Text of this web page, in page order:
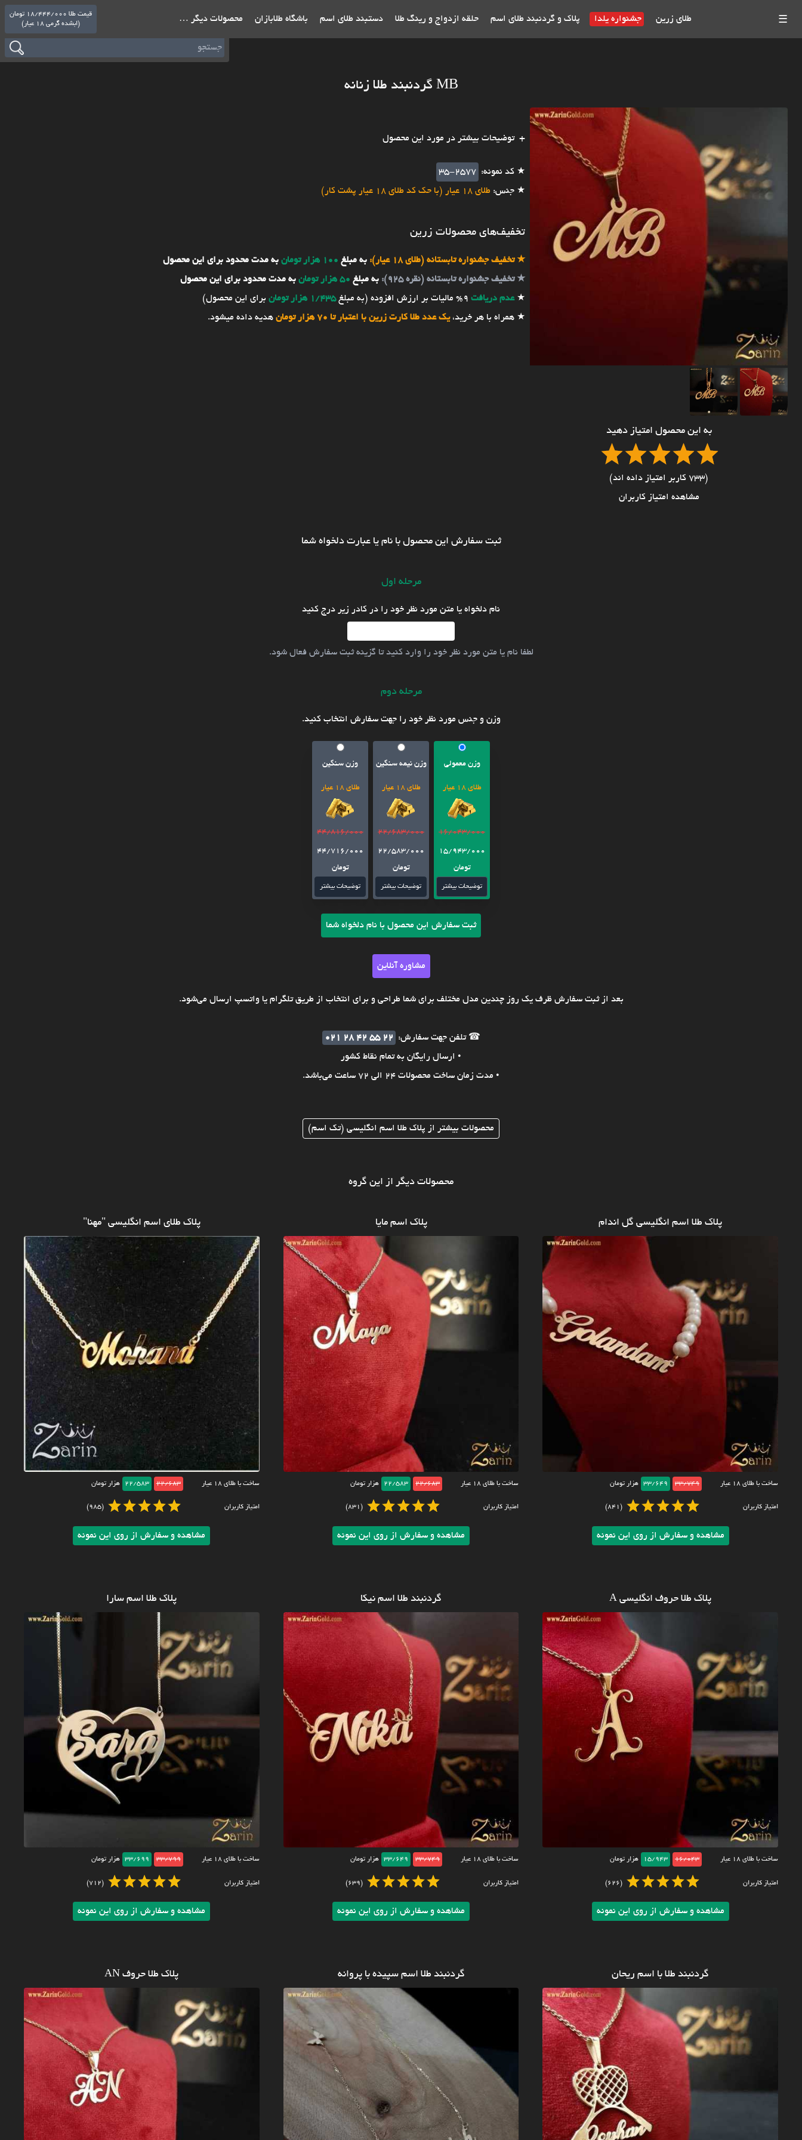
☰ طلای زرین جشنواره یلدا پلاک و گردنبند طلای اسم حلقه ازدواج و رینگ طلا دستبند طلای اسم باشگاه طلابازان محصولات دیگر …
قیمت طلا 18/444/000 تومان
(ابشده گرمی 18 عیار)
MB گردنبند طلا زنانه
به این محصول امتیاز دهید
(733 کاربر امتیاز داده اند)
مشاهده امتیاز کاربران
توضیحات بیشتر در مورد این محصول
★ کد نمونه: 35-2577
★ جنس: طلای 18 عیار (با حک کد طلای 18 عیار پشت کار)
تخفیف‌های محصولات زرین
★تخفیف جشنواره تابستانه (طلای 18 عیار): به مبلغ 100 هزار تومان
به مدت محدود برای این محصول
★تخفیف جشنواره تابستانه (نقره 925): به مبلغ 50 هزار تومان
به مدت محدود برای این محصول
★عدم دریافت 9% مالیات بر ارزش افزوده (به مبلغ 1/435 هزار تومان
برای این محصول)
★ همراه با هر خرید،یک عدد طلا کارت زرین با اعتبار تا 70 هزار تومان هدیه داده میشود.
ثبت سفارش این محصول با نام یا عبارت دلخواه شما
مرحله اول
نام دلخواه یا متن مورد نظر خود را در کادر زیر درج کنید
لطفا نام یا متن مورد نظر خود را وارد کنید تا گزینه ثبت سفارش فعال شود.
مرحله دوم
وزن و جنس مورد نظر خود را جهت سفارش انتخاب کنید.
وزن معمولی
طلای 18 عیار
16/043/000
15/943/000
تومان
توضیحات بیشتر
وزن نیمه سنگین
طلای 18 عیار
22/683/000
22/583/000
تومان
توضیحات بیشتر
وزن سنگین
طلای 18 عیار
44/816/000
44/716/000
تومان
توضیحات بیشتر
ثبت سفارش این محصول با نام دلخواه شما
مشاوره آنلاین
بعد از ثبت سفارش ظرف یک روز چندین مدل مختلف برای شما طراحی و برای انتخاب از طریق تلگرام یا واتسپ ارسال می‌شود.
☎ تلفن جهت سفارش:
021 28 42 55 22
• ارسال رایگان به تمام نقاط کشور
• مدت زمان ساخت محصولات 24 الی 72 ساعت می‌باشد.
محصولات بیشتر از پلاک طلا اسم انگلیسی (تک اسم)
محصولات دیگر از این گروه
پلاک طلا اسم انگلیسی گل اندام
ساخت با طلای ۱۸ عیار 33/749
33/649 هزار تومان
امتیاز کاربران (841)
مشاهده و سفارش از روی این نمونه
پلاک اسم مایا
ساخت با طلای ۱۸ عیار 22/683
22/583 هزار تومان
امتیاز کاربران (831)
مشاهده و سفارش از روی این نمونه
پلاک طلای اسم انگلیسی "مهنا"
ساخت با طلای ۱۸ عیار 22/683
22/583 هزار تومان
امتیاز کاربران (985)
مشاهده و سفارش از روی این نمونه
پلاک طلا حروف انگلیسی A
ساخت با طلای ۱۸ عیار 16/043
15/943 هزار تومان
امتیاز کاربران (626)
مشاهده و سفارش از روی این نمونه
گردنبند طلا اسم نیکا
ساخت با طلای ۱۸ عیار 33/749
33/649 هزار تومان
امتیاز کاربران (639)
مشاهده و سفارش از روی این نمونه
پلاک طلا اسم سارا
ساخت با طلای ۱۸ عیار 33/799
33/699 هزار تومان
امتیاز کاربران (712)
مشاهده و سفارش از روی این نمونه
گردنبند طلا با اسم ریحان گردنبند طلا اسم سپیده با پروانه پلاک طلا حروف AN